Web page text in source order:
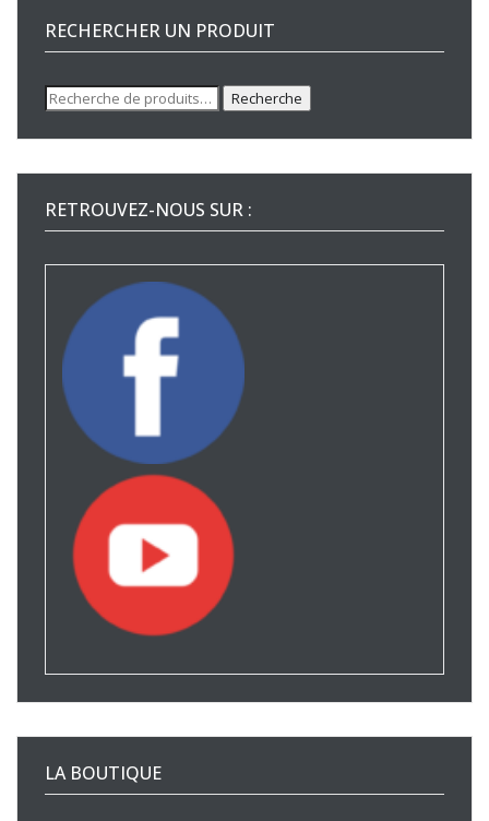
RECHERCHER UN PRODUIT
Recherche
pour :
Recherche
RETROUVEZ-NOUS SUR :
LA BOUTIQUE